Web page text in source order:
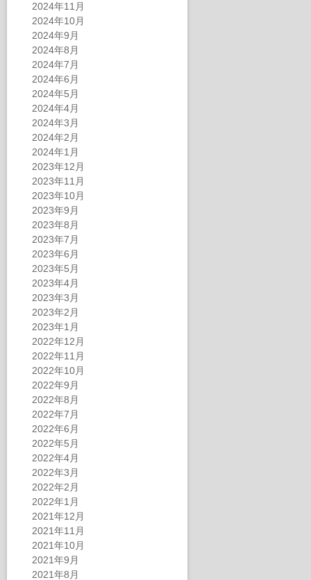
2024年11月
2024年10月
2024年9月
2024年8月
2024年7月
2024年6月
2024年5月
2024年4月
2024年3月
2024年2月
2024年1月
2023年12月
2023年11月
2023年10月
2023年9月
2023年8月
2023年7月
2023年6月
2023年5月
2023年4月
2023年3月
2023年2月
2023年1月
2022年12月
2022年11月
2022年10月
2022年9月
2022年8月
2022年7月
2022年6月
2022年5月
2022年4月
2022年3月
2022年2月
2022年1月
2021年12月
2021年11月
2021年10月
2021年9月
2021年8月